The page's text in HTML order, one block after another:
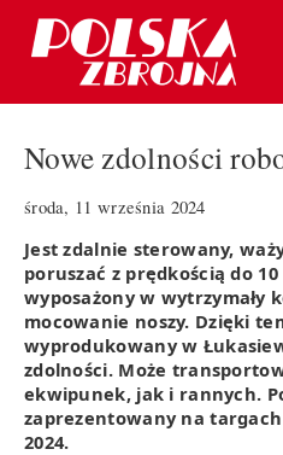
Nowe zdolności
środa, 11 września 2024
Jest zdalnie sterowany,
poruszać z prędkością do
wyposażony w wytrzymały
mocowanie noszy. Dzięki
wyprodukowany w
zdolności. Może
ekwipunek, jak i rannych.
zaprezentowany na
2024.